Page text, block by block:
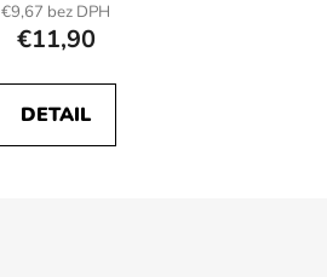
€9,67 bez DPH
€11,90
DETAIL